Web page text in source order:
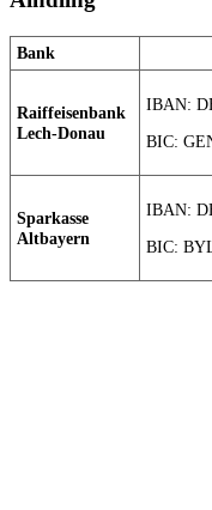
Bank
Raiffeisenbank
Lech-Donau
IBAN:
BIC:
Sparkasse
Altbayern
IBAN:
BIC: